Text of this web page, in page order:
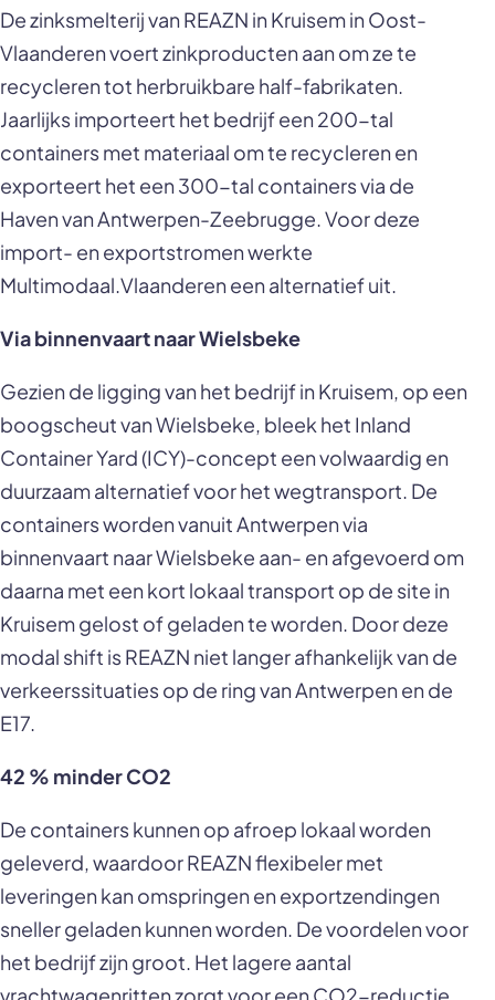
De zinksmelterij van REAZN in Kruisem in Oost-
Vlaanderen voert zinkproducten aan om ze te
recycleren tot herbruikbare half-fabrikaten.
Jaarlijks importeert het bedrijf een 200-tal
containers met materiaal om te recycleren en
exporteert het een 300-tal containers via de
Haven van Antwerpen-Zeebrugge. Voor deze
import- en exportstromen werkte
Multimodaal.Vlaanderen een alternatief uit.
Via binnenvaart naar Wielsbeke
Gezien de ligging van het bedrijf in Kruisem, op een
boogscheut van Wielsbeke, bleek het Inland
Container Yard (ICY)-concept een volwaardig en
duurzaam alternatief voor het wegtransport. De
containers worden vanuit Antwerpen via
binnenvaart naar Wielsbeke aan- en afgevoerd om
daarna met een kort lokaal transport op de site in
Kruisem gelost of geladen te worden. Door deze
modal shift is REAZN niet langer afhankelijk van de
verkeerssituaties op de ring van Antwerpen en de
E17.
42 % minder CO2
De containers kunnen op afroep lokaal worden
geleverd, waardoor REAZN flexibeler met
leveringen kan omspringen en exportzendingen
sneller geladen kunnen worden. De voordelen voor
het bedrijf zijn groot. Het lagere aantal
vrachtwagenritten zorgt voor een CO2-reductie